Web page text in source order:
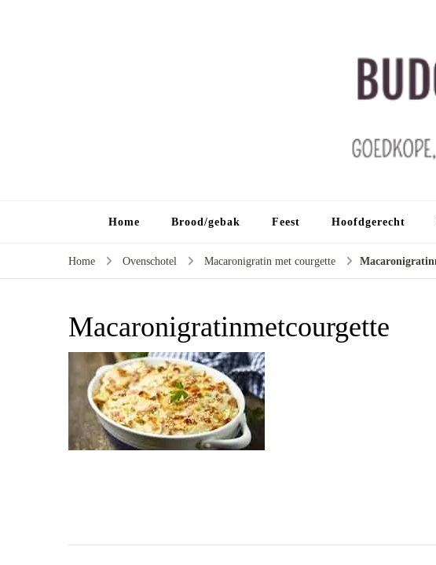
Home Brood/gebak Feest Hoofdgerecht
Home Ovenschotel Macaronigratin met courgette
Macaronigratinmetcourgette